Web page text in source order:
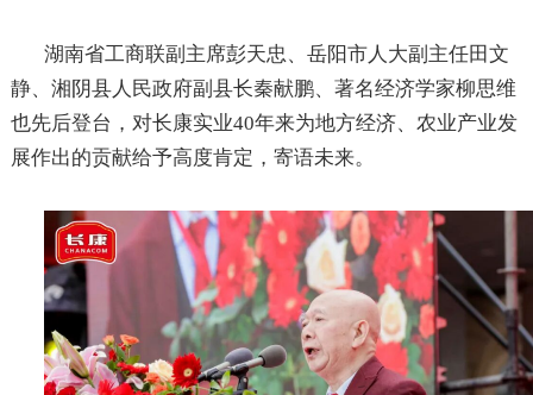
湖南省工商联副主席彭天忠、岳阳市人大副主任田文
静、湘阴县人民政府副县长秦献鹏、著名经济学家柳思维
也先后登台，对长康实业40年来为地方经济、农业产业发
展作出的贡献给予高度肯定，寄语未来。